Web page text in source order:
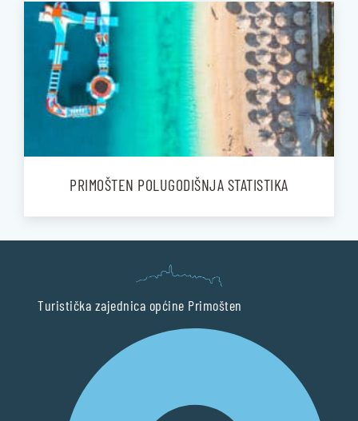
PRIMOŠTEN POLUGODIŠNJA STATISTIKA
Turistička zajednica općine Primošten